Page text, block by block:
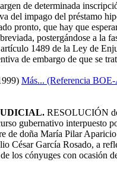
de determinada
del impago del préstamo
pronto, que hay que
postergándose a la
1489 de la Ley de
de embargo de que se
Más... (Referencia
RESOLUCIÓN
gubernativo interpuesto
de doña María Pilar
César García Rosado, a
los cónyuges con ocasión